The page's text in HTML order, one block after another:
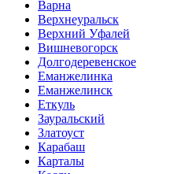
Варна
Верхнеуральск
Верхний Уфалей
Вишневогорск
Долгодеревенское
Еманжелинка
Еманжелинск
Еткуль
Зауральский
Златоуст
Карабаш
Карталы